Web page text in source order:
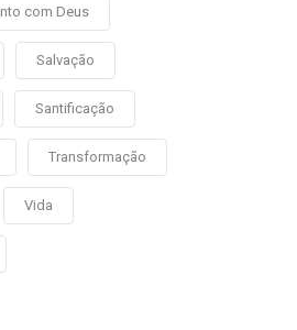
com Deus
Salvação
Santificação
Transformação
Vida